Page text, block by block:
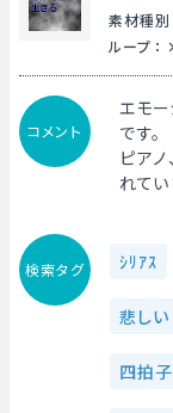
素材種別
ループ ：
コメント
エモ
です。
ピア
れてい
検索タグ ｼﾘｱｽ
悲しい
四拍子